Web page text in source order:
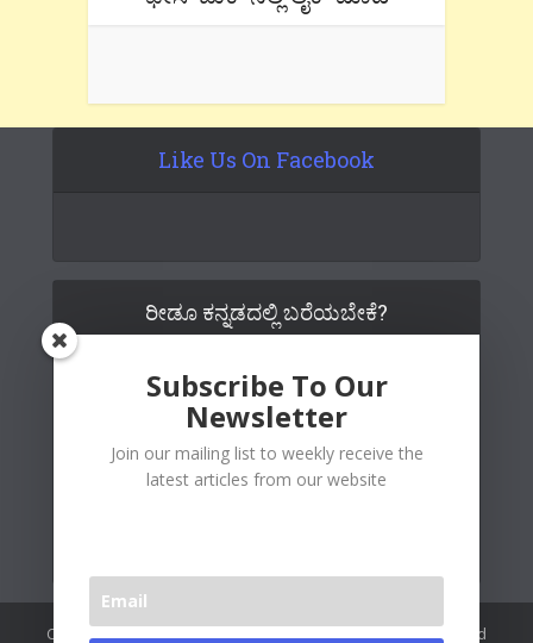
Like Us On Facebook
ರೀಡೂ ಕನ್ನಡದಲ್ಲಿ ಬರೆಯಬೇಕೆ?
Copywrite© 2026 Readoo Media Private Limited. Created and
Subscribe To Our
Newsletter
Join our mailing list to weekly receive the
latest articles from our website